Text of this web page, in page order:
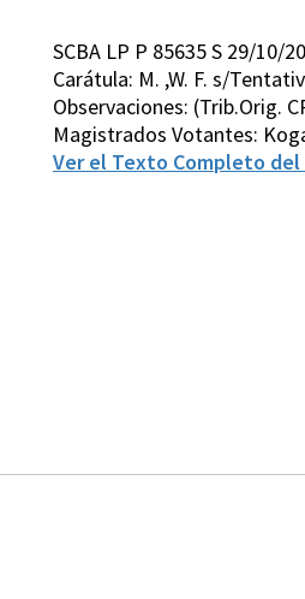
SCBA LP P 85635 S 29/10/
Carátula: M. ,W. F. s/
Observaciones: (Trib.Orig.
Magistrados Votantes:
Ver el Texto Completo del